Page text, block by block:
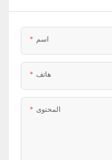
اسم
هاتف
المحتوى